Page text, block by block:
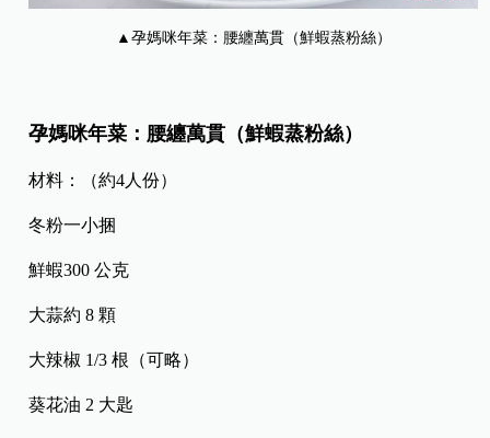
▲孕媽咪年菜：腰纏萬貫（鮮蝦蒸粉絲）
孕媽咪年菜：腰纏萬貫（鮮蝦蒸粉絲）
材料：（約4人份）
冬粉一小捆
鮮蝦300 公克
大蒜約 8 顆
大辣椒 1/3 根（可略）
葵花油 2 大匙